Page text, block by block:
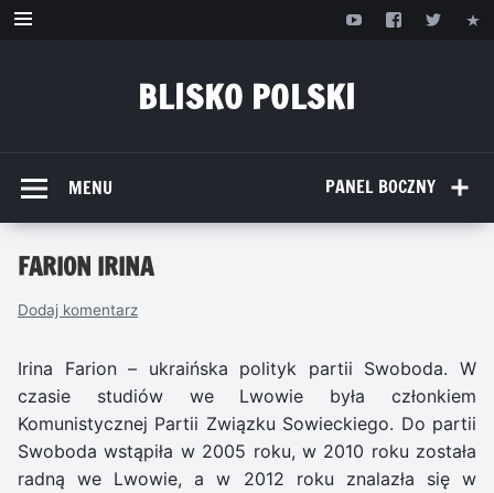
Przejdź
BLISKO POLSKI
PANEL BOCZNY
MENU
FARION IRINA
Dodaj komentarz
Irina Farion – ukraińska polityk partii Swoboda. W
czasie studiów we Lwowie była członkiem
Komunistycznej Partii Związku Sowieckiego. Do partii
Swoboda wstąpiła w 2005 roku, w 2010 roku została
radną we Lwowie, a w 2012 roku znalazła się w